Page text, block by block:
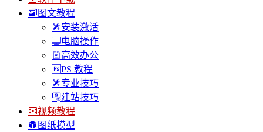
图文教程
安装激活
电脑操作
高效办公
PS 教程
专业技巧
建站技巧
视频教程
图纸模型